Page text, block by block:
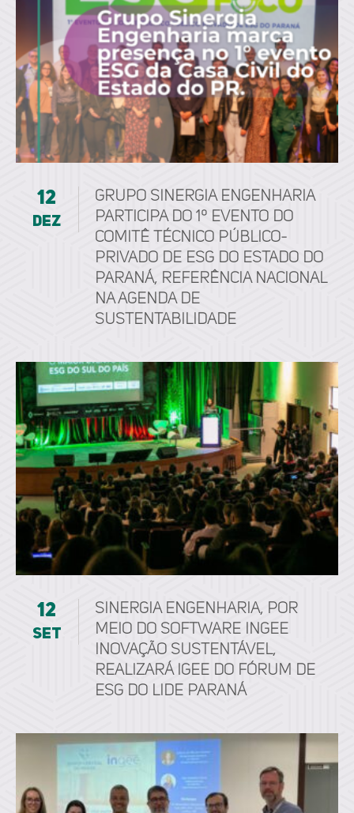
12
dez
Grupo Sinergia Engenharia
participa do 1º Evento do
Comitê Técnico Público-
Privado de ESG do Estado do
Paraná, referência nacional
na agenda de
sustentabilidade
12
set
Sinergia Engenharia, por
meio do software ingee
inovação sustentável,
realizará IGEE do Fórum de
ESG do LIDE Paraná